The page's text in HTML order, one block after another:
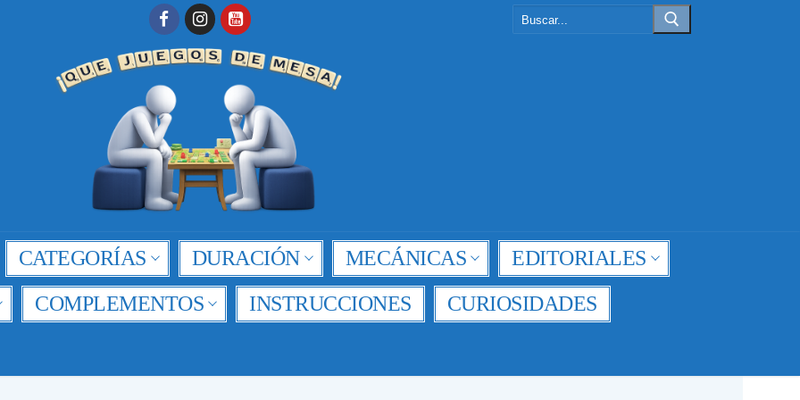
CATEGORÍAS DURACIÓN MECÁNICAS
EDITORIALES
COMPLEMENTOS INSTRUCCIONES
CURIOSIDADES